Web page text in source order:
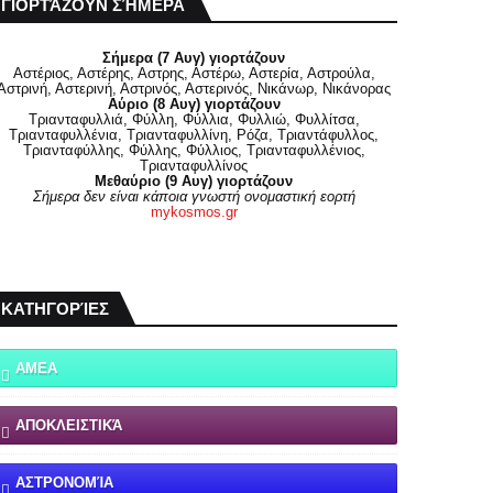
ΓΙΟΡΤΆΖΟΥΝ ΣΉΜΕΡΑ
Σήμερα (7 Αυγ) γιορτάζουν
Αστέριος, Αστέρης, Αστρης, Αστέρω, Αστερία, Αστρούλα,
Αστερινή, Αστρινός, Αστερινός, Νικάνωρ, Νικάνορας
Αύριο (8 Αυγ) γιορτάζουν
Τριανταφυλλιά, Φύλλη, Φύλλια, Φυλλιώ, Φυλλίτσα,
Τριανταφυλλένια, Τριανταφυλλίνη, Ρόζα, Τριαντάφυλλος,
Τριανταφύλλης, Φύλλης, Φύλλιος, Τριανταφυλλένιος,
Τριανταφυλλίνος
Μεθαύριο (9 Αυγ) γιορτάζουν
Σήμερα δεν είναι κάποια γνωστή ονομαστική εορτή
mykosmos.gr
ΚΑΤΗΓΟΡΊΕΣ
ΑΜΕΑ
ΑΠΟΚΛΕΙΣΤΙΚΆ
ΑΣΤΡΟΝΟΜΊΑ